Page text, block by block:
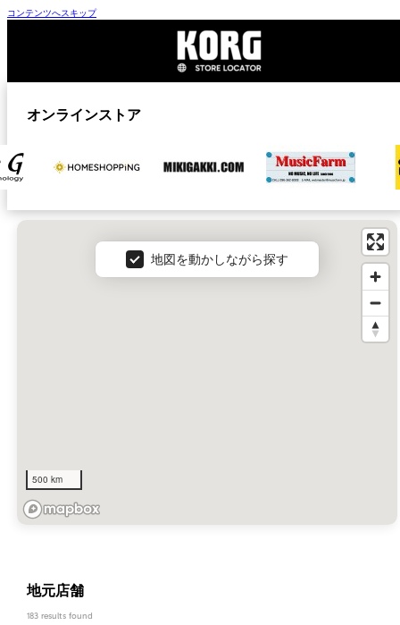
コンテンツへスキップ
オンラインストア
地元店舗
183 results found
地図
500 km
地図を動かしながら探す